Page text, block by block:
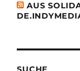
AUS